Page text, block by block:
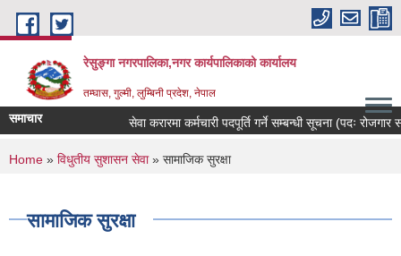
Skip to main content
रेसुङ्गा नगरपालिका,नगर कार्यपालिकाको कार्यालय
तम्घास, गुल्मी, लुम्बिनी प्रदेश, नेपाल
समाचार सेवा करारमा कर्मचारी पदपूर्ति गर्ने सम्बन्धी सूचना (पदः रोजगार
You are here
Home » विधुतीय सुशासन सेवा» सामाजिक सुरक्षा
सामाजिक सुरक्षा